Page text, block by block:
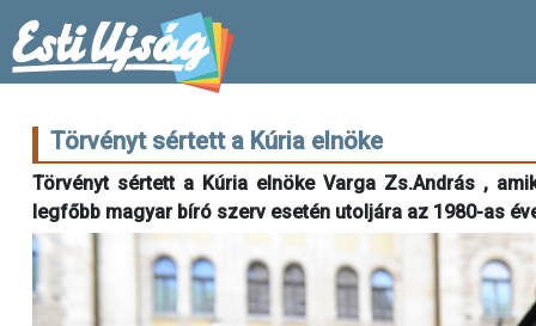
Törvényt sértett a Kúria elnöke
Törvényt sértett a Kúria elnöke Varga Zs.András ,
legfőbb magyar bíró szerv esetén utoljára az 1980-as